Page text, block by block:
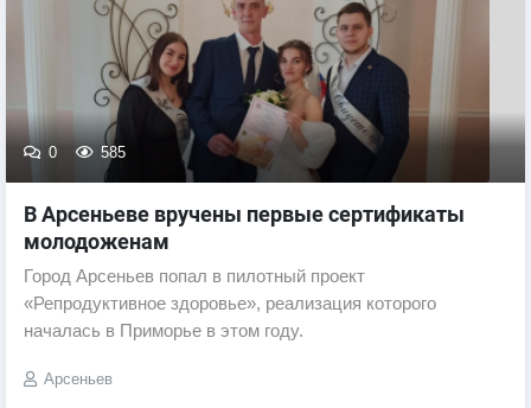
0 585
В Арсеньеве вручены первые сертификаты
молодоженам
Город Арсеньев попал в пилотный проект
«Репродуктивное здоровье», реализация которого
началась в Приморье в этом году.
Арсеньев